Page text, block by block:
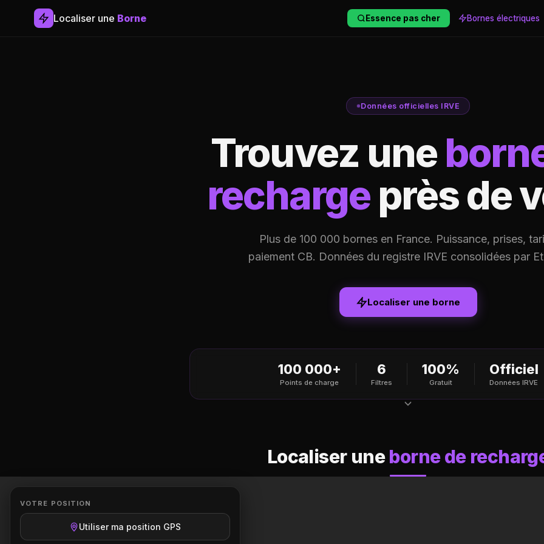
Localiser une Borne Essence pas cher Bornes électriques
Données officielles IRVE
Trouvez une
recharge près de
Plus de 100 000 bornes en France. Puissance, prises,
paiement CB. Données du registre IRVE consolidées par
Localiser une borne
100 000+
Points de charge
6
Filtres
100%
Gratuit
Officiel
Données IRVE
Localiser uneborne de
Entrez une ville et lancez la recherche
VOTRE POSITION
Utiliser ma position GPS